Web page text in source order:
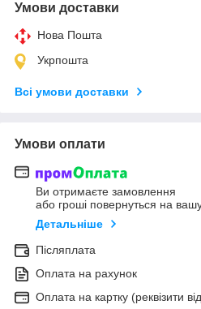
Умови доставки
Нова Пошта
Укрпошта
Всі умови доставки
Умови оплати
Ви отримаєте замовлення
або гроші повернуться на
Детальніше
Післяплата
Оплата на рахунок
Оплата на картку (реквізити